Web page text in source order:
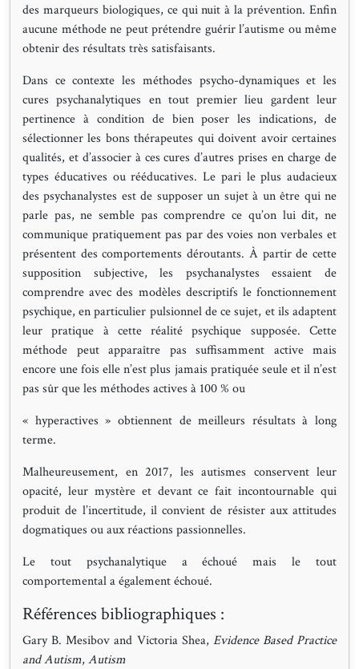
des marqueurs biologiques, ce qui nuit à la prévention. Enfin
aucune méthode ne peut prétendre guérir l’autisme ou même
obtenir des résultats très satisfaisants.
Dans ce contexte les méthodes psycho-dynamiques et les
cures psychanalytiques en tout premier lieu gardent leur
pertinence à condition de bien poser les indications, de
sélectionner les bons thérapeutes qui doivent avoir certaines
qualités, et d’associer à ces cures d’autres prises en charge de
types éducatives ou rééducatives. Le pari le plus audacieux
des psychanalystes est de supposer un sujet à un être qui ne
parle pas, ne semble pas comprendre ce qu’on lui dit, ne
communique pratiquement pas par des voies non verbales et
présentent des comportements déroutants. À partir de cette
supposition subjective, les psychanalystes essaient de
comprendre avec des modèles descriptifs le fonctionnement
psychique, en particulier pulsionnel de ce sujet, et ils adaptent
leur pratique à cette réalité psychique supposée. Cette
méthode peut apparaître pas suffisamment active mais
encore une fois elle n’est plus jamais pratiquée seule et il n’est
pas sûr que les méthodes actives à 100 % ou
« hyperactives » obtiennent de meilleurs résultats à long
terme.
Malheureusement, en 2017, les autismes conservent leur
opacité, leur mystère et devant ce fait incontournable qui
produit de l’incertitude, il convient de résister aux attitudes
dogmatiques ou aux réactions passionnelles.
Le tout psychanalytique a échoué mais le tout
comportemental a également échoué.
Références bibliographiques :
Gary B. Mesibov and Victoria Shea, Evidence Based Practice
and Autism, Autism